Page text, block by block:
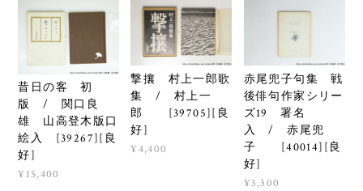
昔日の客 初
版 / 関口良
雄 山高登木版口
絵入 [39267][良
好]
¥15,400
撃攘 村上一郎歌
集 / 村上一
郎 [39705][良
好]
¥4,400
赤尾兜子句集 戦
後俳句作家シリー
ズ19 署名
入 / 赤尾兜
子 [40014][良
好]
¥3,300